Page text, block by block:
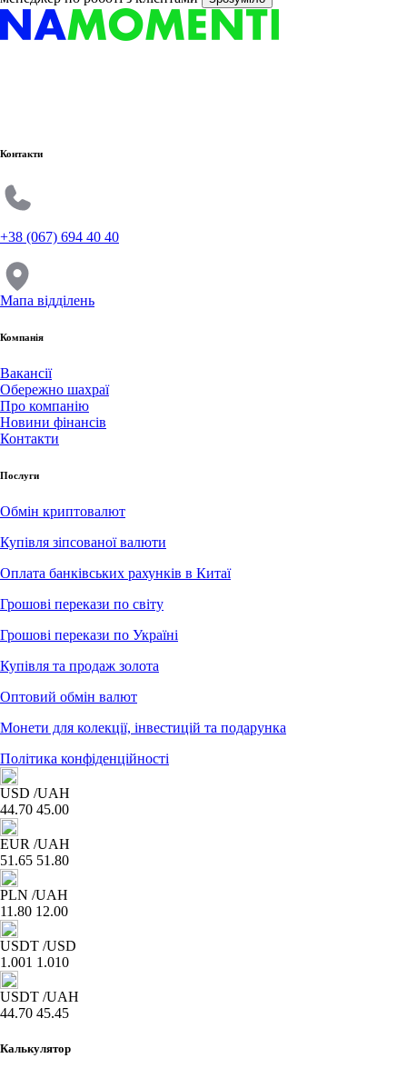
Контакти
+38 (067) 694 40 40
Мапа відділень
Компанія
Вакансії
Обережно шахраї
Про компанію
Новини фінансів
Контакти
Послуги
Обмін криптовалют
Купівля зіпсованої валюти
Оплата банківських рахунків в Китаї
Грошові перекази по світу
Грошові перекази по Україні
Купівля та продаж золота
Оптовий обмін валют
Монети для колекції, інвестицій та подарунка
Політика конфіденційності
USD /UAH
44.70 45.00
EUR /UAH
51.65 51.80
PLN /UAH
11.80 12.00
USDT /USD
1.001 1.010
USDT /UAH
44.70 45.45
Калькулятор